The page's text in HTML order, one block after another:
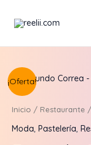
¡Oferta!
Inicio / Restaurante
Moda, Pastelería,